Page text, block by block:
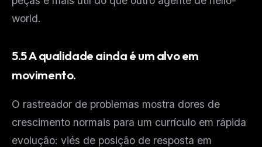
world.
5.5 A qualidade ainda é um alvo em
movimento.
O rastreador de problemas mostra dores de
crescimento normais para um currículo em rápida
evolução: viés de posição de resposta em